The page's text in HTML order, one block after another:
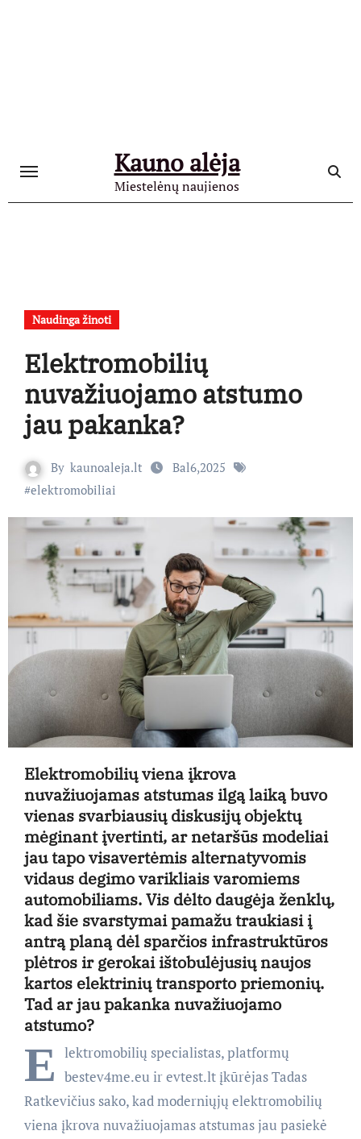
Kauno alėja
Miestelėnų naujienos
Naudinga žinoti
Elektromobilių
nuvažiuojamo atstumo
jau pakanka?
By kaunoaleja.lt
Bal6,2025
#elektromobiliai
Elektromobilių viena įkrova
nuvažiuojamas atstumas ilgą laiką buvo
vienas svarbiausių diskusijų objektų
mėginant įvertinti, ar netaršūs modeliai
jau tapo visavertėmis alternatyvomis
vidaus degimo varikliais varomiems
automobiliams. Vis dėlto daugėja ženklų,
kad šie svarstymai pamažu traukiasi į
antrą planą dėl sparčios infrastruktūros
plėtros ir gerokai ištobulėjusių naujos
kartos elektrinių transporto priemonių.
Tad ar jau pakanka nuvažiuojamo
atstumo?
E lektromobilių specialistas, platformų
bestev4me.eu ir evtest.lt įkūrėjas Tadas
Ratkevičius sako, kad moderniųjų elektromobilių
viena įkrova nuvažiuojamas atstumas jau pasiekė